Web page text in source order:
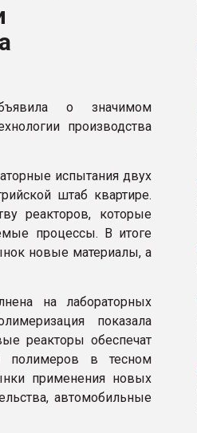
о значимом
производства
испытания двух
штаб квартире.
реакторов, которые
процессы. В итоге
новые материалы, а
на лабораторных
показала
реакторы обеспечат
полимеров в тесном
применения новых
автомобильные